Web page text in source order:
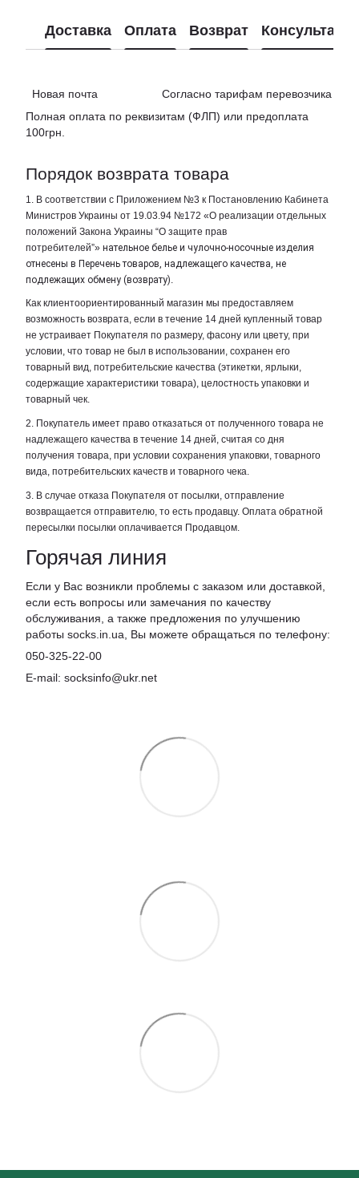
Доставка Оплата Возврат
Новая почта Согласно тарифам перевозчика
Полная оплата по реквизитам (ФЛП) или предоплата
100грн.
Порядок возврата товара
1. В соответствии с Приложением №3 к Постановлению Кабинета
Министров Украины от 19.03.94 №172 «О реализации отдельных
положений Закона Украины “О защите прав
потребителей”» нательное белье и чулочно-носочные изделия
отнесены в Перечень товаров, надлежащего качества, не
подлежащих обмену (возврату).
Как клиентоориентированный магазин мы предоставляем
возможность возврата, если в течение 14 дней купленный товар
не устраивает Покупателя по размеру, фасону или цвету, при
условии, что товар не был в использовании, сохранен его
товарный вид, потребительские качества (этикетки, ярлыки,
содержащие характеристики товара), целостность упаковки и
товарный чек.
2. Покупатель имеет право отказаться от полученного товара не
надлежащего качества в течение 14 дней, считая со дня
получения товара, при условии сохранения упаковки, товарного
вида, потребительских качеств и товарного чека.
3. В случае отказа Покупателя от посылки, отправление
возвращается отправителю, то есть продавцу. Оплата обратной
пересылки посылки оплачивается Продавцом.
Горячая линия
Если у Вас возникли проблемы с заказом или доставкой,
если есть вопросы или замечания по качеству
обслуживания, а также предложения по улучшению
работы socks.in.ua, Вы можете обращаться по телефону:
050-325-22-00
E-mail: socksinfo@ukr.net